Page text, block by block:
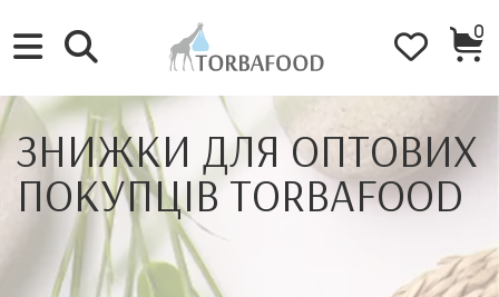
0
ЗНИЖКИ ДЛЯ ОПТОВИХ
ПОКУПЦІВ TORBAFOOD